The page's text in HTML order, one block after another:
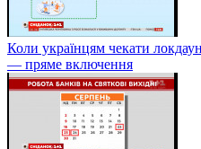
Коли українцям чекати
— пряме включення